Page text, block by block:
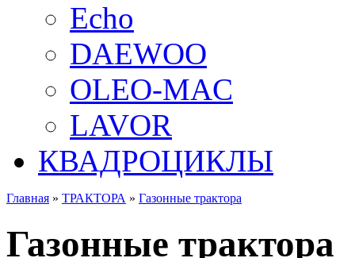
Echo
DAEWOO
OLEO-MAC
LAVOR
КВАДРОЦИКЛЫ
Главная » ТРАКТОРА » Газонные трактора
Газонные трактора